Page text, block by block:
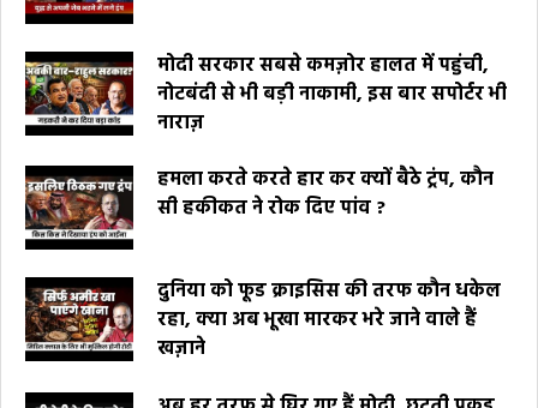
मोदी सरकार सबसे कमज़ोर हालत में पहुंची,
नोटबंदी से भी बड़ी नाकामी, इस बार सपोर्टर भी
नाराज़
हमला करते करते हार कर क्यों बैठे ट्रंप, कौन
सी हकीकत ने रोक दिए पांव ?
दुनिया को फूड क्राइसिस की तरफ कौन धकेल
रहा, क्या अब भूखा मारकर भरे जाने वाले हैं
खज़ाने